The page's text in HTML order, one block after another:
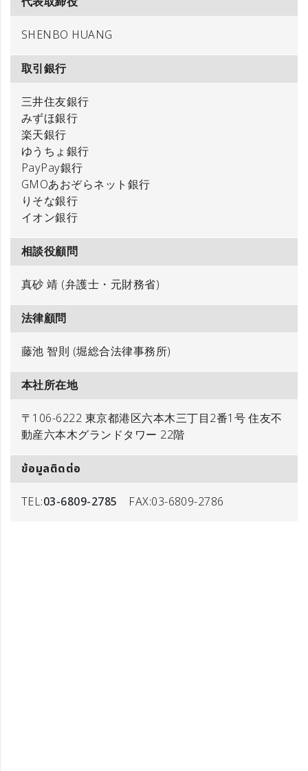
SHENBO HUANG
取引銀行
三井住友銀行
みずほ銀行
楽天銀行
ゆうちょ銀行
PayPay銀行
GMOあおぞらネット銀行
りそな銀行
イオン銀行
相談役顧問
真砂 靖 (弁護士・元財務省)
法律顧問
藤池 智則 (堀総合法律事務所)
本社所在地
〒106-6222 東京都港区六本木三丁目2番1号 住友不
動産六本木グランドタワー 22階
ข้อมูลติดต่อ
TEL:03-6809-2785 FAX:03-6809-2786